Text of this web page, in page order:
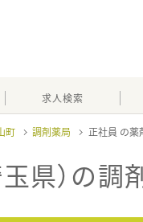
求人検索
町 調剤薬局 正社員
県）の調